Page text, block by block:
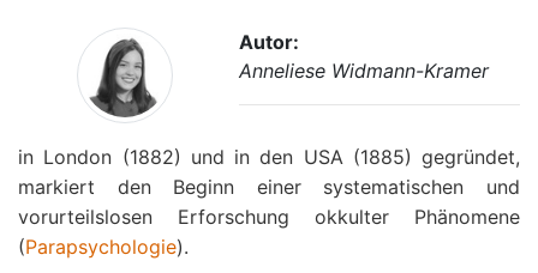
Autor:
Anneliese Widmann-Kramer
in London (1882) und in den USA (1885) gegründet,
markiert den Beginn einer systematischen und
vorurteilslosen Erforschung okkulter Phänomene
(Parapsychologie).